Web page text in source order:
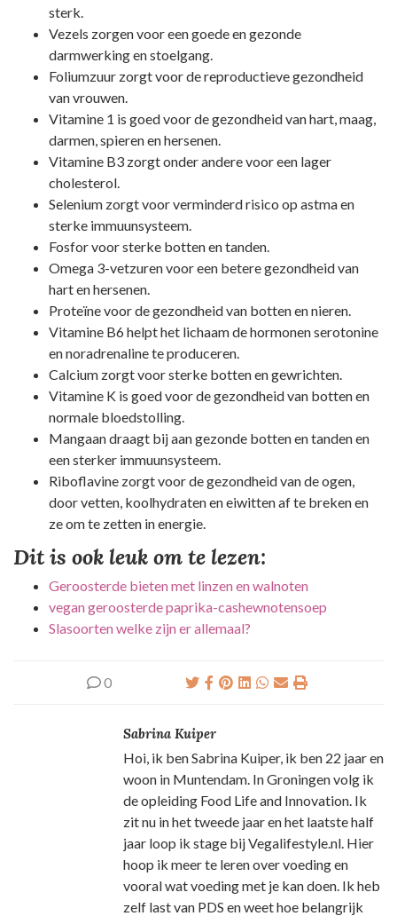
sterk.
Vezels zorgen voor een goede en gezonde
darmwerking en stoelgang.
Foliumzuur zorgt voor de reproductieve gezondheid
van vrouwen.
Vitamine 1 is goed voor de gezondheid van hart, maag,
darmen, spieren en hersenen.
Vitamine B3 zorgt onder andere voor een lager
cholesterol.
Selenium zorgt voor verminderd risico op astma en
sterke immuunsysteem.
Fosfor voor sterke botten en tanden.
Omega 3-vetzuren voor een betere gezondheid van
hart en hersenen.
Proteïne voor de gezondheid van botten en nieren.
Vitamine B6 helpt het lichaam de hormonen serotonine
en noradrenaline te produceren.
Calcium zorgt voor sterke botten en gewrichten.
Vitamine K is goed voor de gezondheid van botten en
normale bloedstolling.
Mangaan draagt bij aan gezonde botten en tanden en
een sterker immuunsysteem.
Riboflavine zorgt voor de gezondheid van de ogen,
door vetten, koolhydraten en eiwitten af te breken en
ze om te zetten in energie.
Dit is ook leuk om te lezen:
Geroosterde bieten met linzen en walnoten
vegan geroosterde paprika-cashewnotensoep
Slasoorten welke zijn er allemaal?
0
Sabrina Kuiper
Hoi, ik ben Sabrina Kuiper, ik ben 22 jaar en
woon in Muntendam. In Groningen volg ik
de opleiding Food Life and Innovation. Ik
zit nu in het tweede jaar en het laatste half
jaar loop ik stage bij Vegalifestyle.nl. Hier
hoop ik meer te leren over voeding en
vooral wat voeding met je kan doen. Ik heb
zelf last van PDS en weet hoe belangrijk